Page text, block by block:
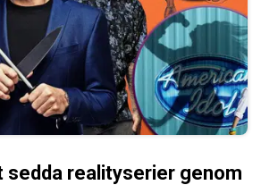
sedda realityserier genom